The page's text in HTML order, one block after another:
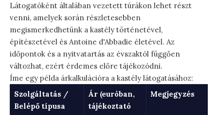
Látogatóként általában vezetett túrákon lehet részt
venni, amelyek során részletesebben
megismerkedhetünk a kastély történetével,
építészetével és Antoine d'Abbadie életével. Az
időpontok és a nyitvatartás az évszaktól függően
változhat, ezért érdemes előre tájékozódni.
Íme egy példa árkalkulációra a kastély látogatásához:
Szolgáltatás /
Belépő típusa
Ár (euróban,
tájékoztató
Megjegyzés